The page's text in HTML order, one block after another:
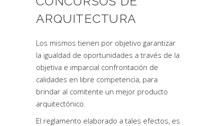
ARQUITECTURA
Los mismos tienen por objetivo garantizar
la igualdad de oportunidades a través de la
objetiva e imparcial confrontación de
calidades en libre competencia, para
brindar al comitente un mejor producto
arquitectónico.
El reglamento elaborado a tales efectos, es